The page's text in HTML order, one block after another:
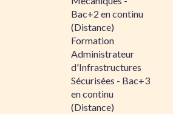
Bac+2 en continu
(Distance)
Formation
Administrateur
d'Infrastructures
Sécurisées - Bac+3
en continu
(Distance)